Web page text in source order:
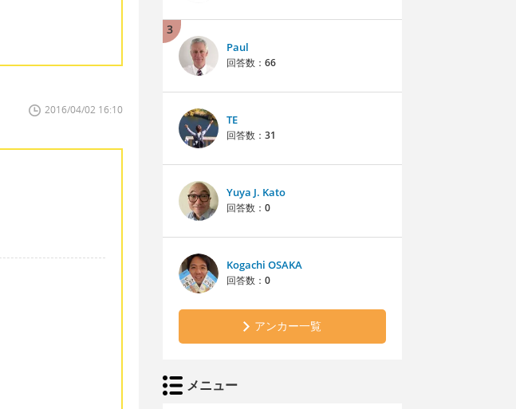
2016/04/02 16:10
3
Paul
回答数： 66
TE
回答数： 31
Yuya J. Kato
回答数： 0
Kogachi OSAKA
回答数： 0
アンカー一覧
メニュー